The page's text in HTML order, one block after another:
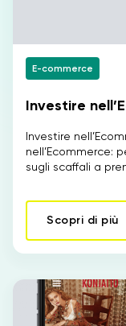
E-commerce
Investire
Investire
nell’Ecommerce:
sugli scaffali a
Scopri di più